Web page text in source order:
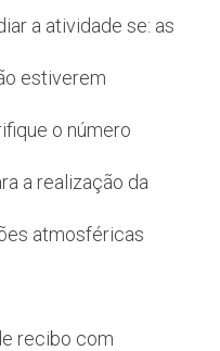
a atividade se: as
estiverem
o número
a realização da
atmosféricas
recibo com